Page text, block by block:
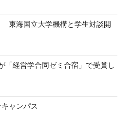
東海国立大学機構と学生対談開
「経営学合同ゼミ合宿」で受賞し
ャンパス